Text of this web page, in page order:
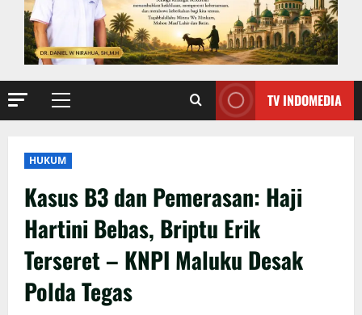
TV INDOMEDIA
HUKUM
Kasus B3 dan Pemerasan: Haji
Hartini Bebas, Briptu Erik
Terseret – KNPI Maluku Desak
Polda Tegas